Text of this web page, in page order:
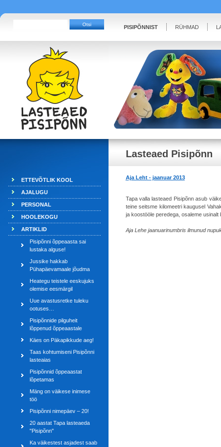
PISIPÕNNIST RÜHMAD
ETTEVÕTLIK KOOL
AJALUGU
PERSONAL
HOOLEKOGU
ARTIKLID
Pisipõnni õppeaasta sai
lustaka alguse!
Jussike hakkab
Pühapäevamaale jõudma
Heategu teistele eeskujuks
olemise eesmärgil
Uue avastusretke tuleku
ootuses…
Pisipõnnide pilguheit
lõppenud õppeaastale
Käes on Päkapikkude aeg!
Taas kohtumiseni Pisipõnni
lasteaias
Pisipõnnid õppeaastat
lõpetamas
Mäng on väikese inimese
töö
Pisipõnni nimepäev – 20!
20 aastat Tapa lasteaeda
"Pisipõnn"
Ka väikestest asjadest saab
Lasteaed Pisipõnn
Aja Leht - jaanuar 2013
Tapa valla lasteaed Pisipõnn asub
teine seitsme kilomeetri kaugusel
ja koostööle peredega, osaleme
Aja Lehe jaanuarinumbris ilmunud